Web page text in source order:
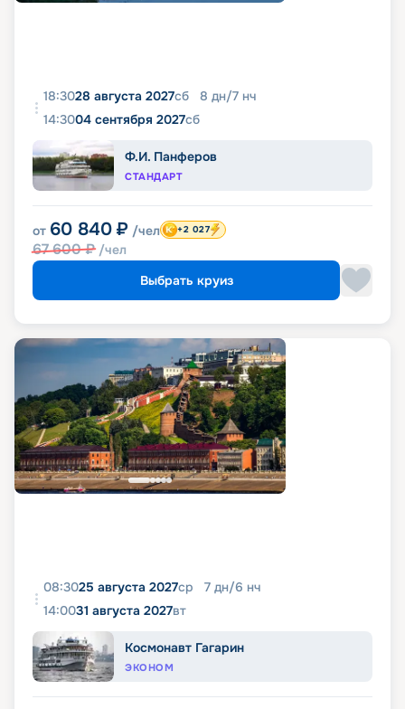
18:3028 августа 2027сб 8 дн/7 нч
14:3004 сентября 2027сб
Ф.И. Панферов
СТАНДАРТ
от 60 840 ₽ /чел
67 600₽ /чел
+2 027
Выбрать круиз
08:3025 августа 2027ср 7 дн/6 нч
14:0031 августа 2027вт
Космонавт Гагарин
ЭКОНОМ